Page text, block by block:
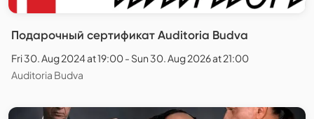
Подарочный сертификат Auditoria Budva
Fri 30. Aug 2024 at 19:00 - Sun 30. Aug 2026 at 21:00
Auditoria Budva